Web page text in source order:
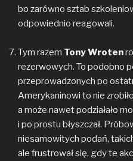
bo zarówno sztab
odpowiednio reagowali.
Tym razem Tony Wroten
rezerwowych. To podobno
przeprowadzonych po
Amerykaninowi to nie
a może nawet podziałało
i po prostu błyszczał.
niesamowitych podań,
ale frustrował się, gdy te